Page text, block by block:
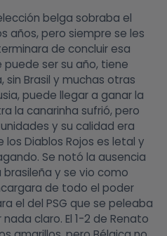
belga sobraba el
años, pero siempre se les
de concluir esa
puede ser su año, tiene
sin Brasil y muchas otras
puede llegar a ganar la
la canarinha sufrió, pero
y su calidad era
Diablos Rojos es letal y
Se notó la ausencia
y se vio como
de todo el poder
el del PSG que se peleaba
claro. El 1-2 de Renato